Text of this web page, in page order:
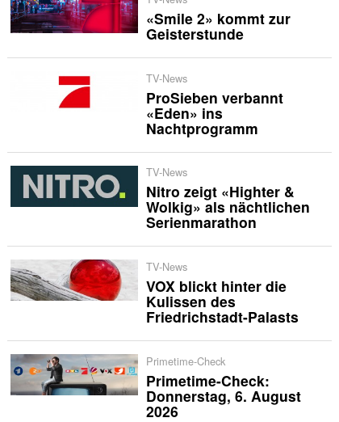
«Smile 2» kommt zur
Geisterstunde
TV-News
ProSieben verbannt
«Eden» ins
Nachtprogramm
TV-News
Nitro zeigt «Highter &
Wolkig» als nächtlichen
Serienmarathon
TV-News
VOX blickt hinter die
Kulissen des
Friedrichstadt-Palasts
Primetime-Check
Primetime-Check:
Donnerstag, 6. August
2026